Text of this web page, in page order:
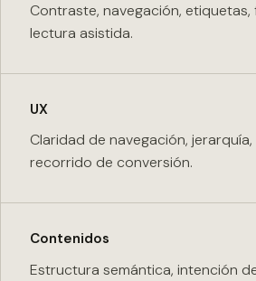
Contraste, navegación,
lectura asistida.
UX
Claridad de navegación,
recorrido de conversión.
Contenidos
Estructura semántica, intención